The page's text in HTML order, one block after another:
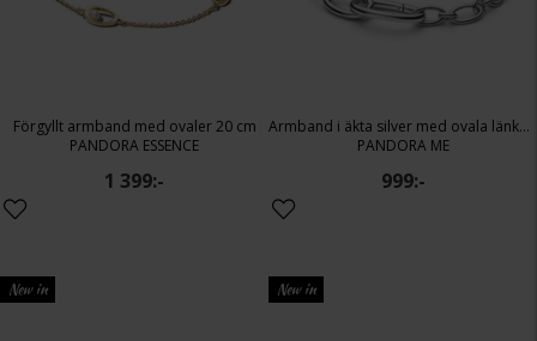
Förgyllt armband med ovaler 20 cm
PANDORA ESSENCE
1 399:-
Armband i äkta silver med ovala länkar 16 cm
PANDORA ME
999:-
New in New in